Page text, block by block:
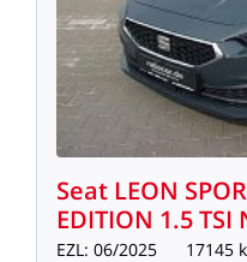
Seat LEON
EDITION 1.5TSI
EZL: 06/2025 17145